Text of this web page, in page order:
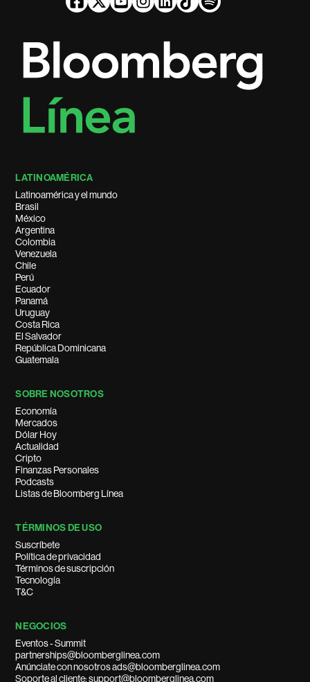
LATINOAMÉRICA
Latinoamérica y el mundo
Brasil
México
Argentina
Colombia
Venezuela
Chile
Perú
Ecuador
Panamá
Uruguay
Costa Rica
El Salvador
República Dominicana
Guatemala
SOBRE NOSOTROS
Economía
Mercados
Dólar Hoy
Actualidad
Cripto
Finanzas Personales
Podcasts
Listas de Bloomberg Línea
TÉRMINOS DE USO
Suscríbete
Política de privacidad
Términos de suscripción
Tecnología
T&C
NEGOCIOS
Eventos - Summit
partnerships@bloomberglinea.com
Anúnciate con nosotros ads@bloomberglinea.com
Soporte al cliente: support@bloomberglinea.com